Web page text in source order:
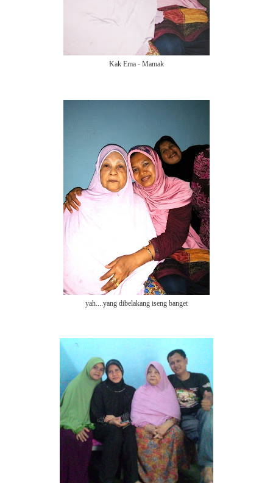
Kak Ema - Mamak
yah....yang dibelakang iseng banget